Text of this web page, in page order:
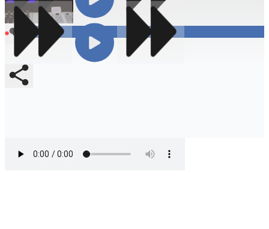
Compartir
En vivo
Compartir